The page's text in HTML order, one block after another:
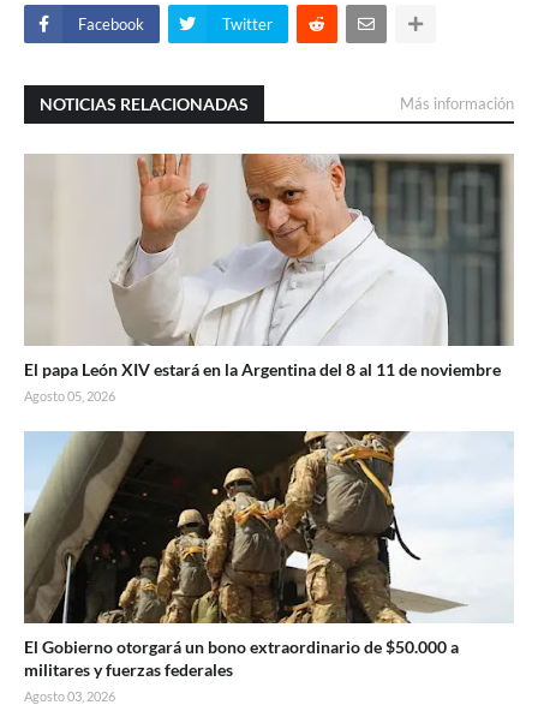
Facebook Twitter
NOTICIAS RELACIONADAS Más información
El papa León XIV estará en la Argentina del 8 al 11 de noviembre
Agosto 05, 2026
El Gobierno otorgará un bono extraordinario de $50.000 a
militares y fuerzas federales
Agosto 03, 2026